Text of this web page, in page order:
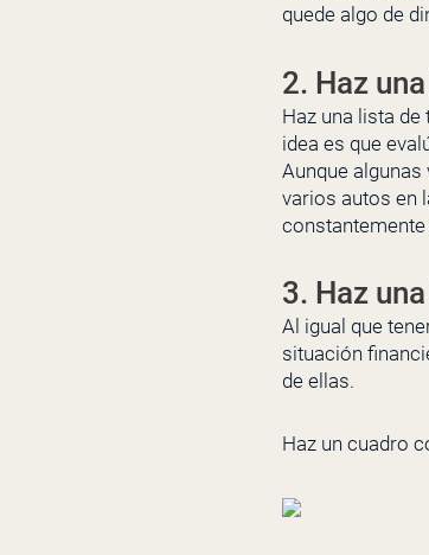
quede algo de
2. Haz
Haz una lista
idea es que
Aunque
varios autos en
3. Haz
Al igual que
situación
de ellas.
Haz un cuadro